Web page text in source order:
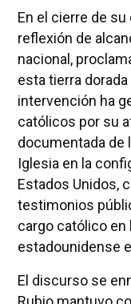
En el cierre de
reflexión de
nacional,
esta tierra
intervención ha
católicos por su
documentada de
Iglesia en la
Estados Unidos,
testimonios
cargo católico
estadounidense
El discurso se